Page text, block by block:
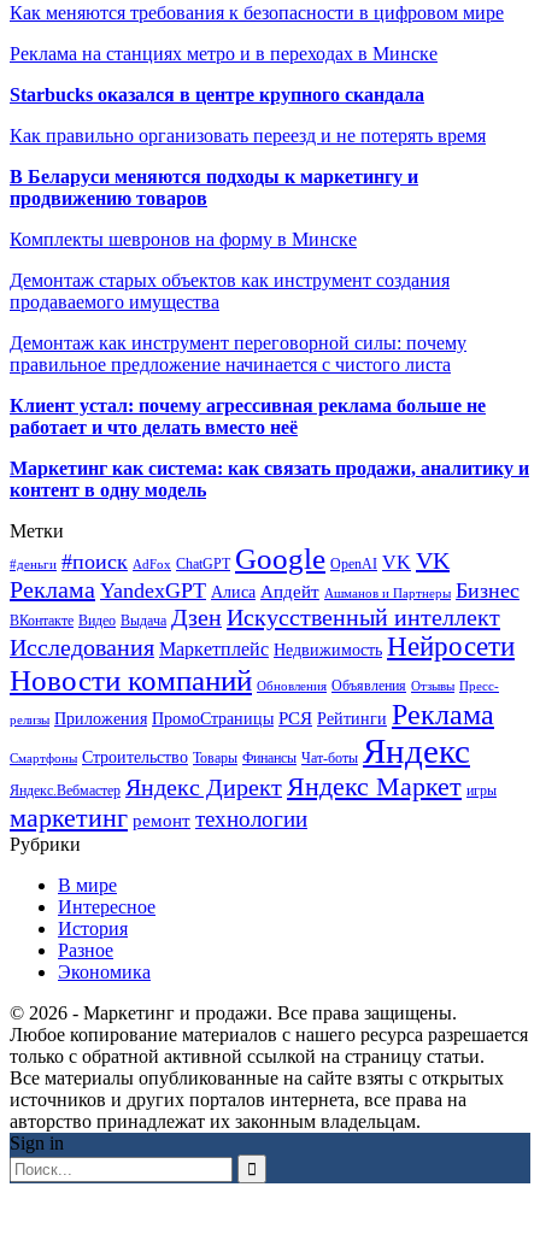
Как меняются требования к безопасности в цифровом мире
Реклама на станциях метро и в переходах в Минске
Starbucks оказался в центре крупного скандала
Как правильно организовать переезд и не потерять время
В Беларуси меняются подходы к маркетингу и
продвижению товаров
Комплекты шевронов на форму в Минске
Демонтаж старых объектов как инструмент создания
продаваемого имущества
Демонтаж как инструмент переговорной силы: почему
правильное предложение начинается с чистого листа
Клиент устал: почему агрессивная реклама больше не
работает и что делать вместо неё
Маркетинг как система: как связать продажи, аналитику и
контент в одну модель
Метки
#деньги #поиск AdFox ChatGPT Google OpenAI VK VK
Реклама YandexGPT Алиса Апдейт Ашманов и Партнеры Бизнес
ВКонтакте Видео Выдача ДзенИскусственный интеллект
Исследования Маркетплейс Недвижимость Нейросети
Новости компаний Обновления Объявления Отзывы Пресс-
релизы Приложения ПромоСтраницы РСЯ Рейтинги Реклама
Смартфоны Строительство Товары Финансы Чат-боты Яндекс
Яндекс.Вебмастер Яндекс Директ Яндекс Маркет игры
маркетинг ремонт технологии
Рубрики
В мире
Интересное
История
Разное
Экономика
© 2026 - Маркетинг и продажи. Все права защищены.
Любое копирование материалов с нашего ресурса разрешается
только с обратной активной ссылкой на страницу статьи.
Все материалы опубликованные на сайте взяты с открытых
источников и других порталов интернета, все права на
авторство принадлежат их законным владельцам.
Sign in